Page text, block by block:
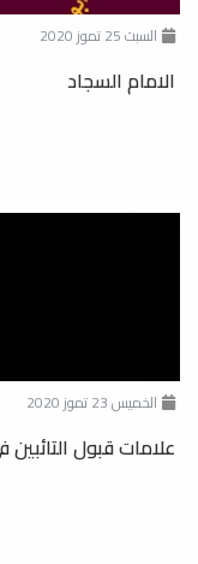
السبت 25 تموز 2020
الامام السجاد
الخميس 23 تموز 2020
علامات قبول التائبين